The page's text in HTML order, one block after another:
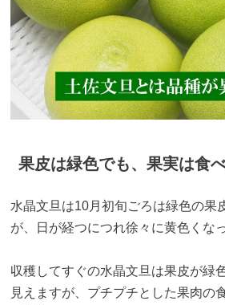
果皮は緑色でも、果実は食
水晶文旦は10月初旬ごろは緑色の果
が、日が経つにつれ徐々に黄色くな
収穫してすぐの水晶文旦は果皮が緑
見えますが、プチプチとした果肉の